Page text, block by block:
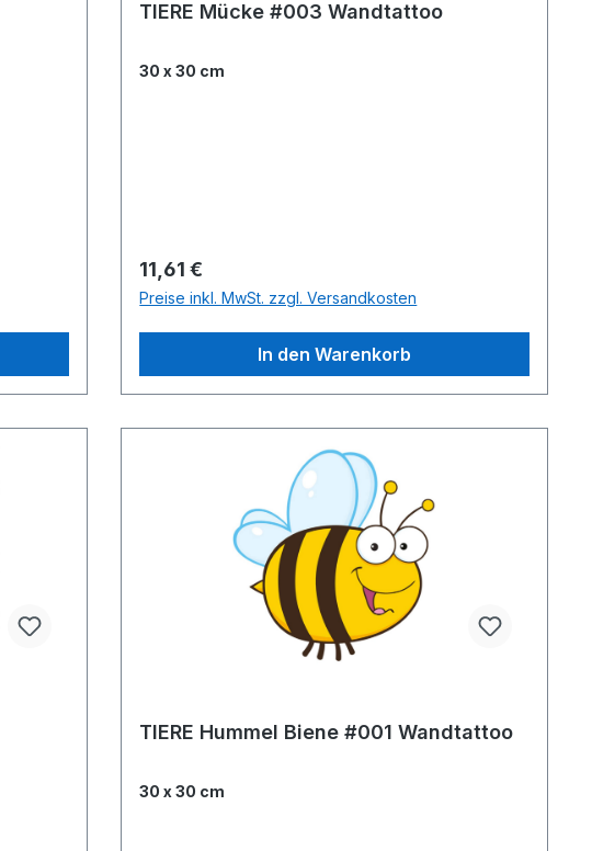
TIERE Mücke #003 Wandtattoo
30 x 30 cm
Regulärer Preis:
11,61 €
Preise inkl. MwSt. zzgl. Versandkosten
In den Warenkorb
TIERE Hummel Biene #001 Wandtattoo
30 x 30 cm